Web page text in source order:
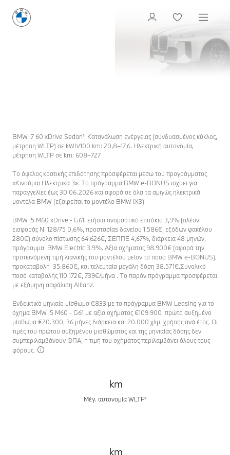
ΌΦΕΛΟΣ ΚΡΑΤΙΚΉΣ ΕΠΙΔΌΤΗΣΗΣ ΜΈΣΩ ΤΟΥ
ΠΡΟΓΡΆΜΜΑΤΟΣ
ΚΙΝΟΥΜΑΙ ΗΛΕΚΤΡΙΚΑ 3 ΚΑΙ ΕΠΙΤΌΚΙΟ
ΧΡΗΜΑΤΟΔΌΤΗΣΗΣ 3,9%
Ή ΜΕ ΜΗΝΙΑΊΟ ΜΊΣΘΩΜΑ ΑΠΌ €857 (ΧΩΡΊΣ Φ
BMW i7 60 xDrive Sedan¹: Κατανάλωση ενέργειας (συνδυασμένος κύκλος,
μέτρηση WLTP) σε kWh/100 km: 20,8–17,6. Ηλεκτρική αυτονομία,
μέτρηση WLTP σε km: 608–727
Το όφελος κρατικής επιδότησης προσφέρεται μέσω του προγράμματος
«Κινούμαι Ηλεκτρικά 3». Το πρόγραμμα BMW e-BONUS ισχύει για
παραγγελίες έως 30.06.2026 και αφορά σε όλα τα αμιγώς ηλεκτρικά
μοντέλα BMW (εξαιρείται το μοντέλο BMW iX3).
BMW i5 M60 xDrive - G61, ετήσιο ονομαστικό επιτόκιο 3,9% (πλέον:
εισφοράς Ν. 128/75 0,6%, προστασίαs δανείου 1.586€, εξόδων φακέλου
280€) σύνολο πίστωσης 64.626€, ΣΕΠΠΕ 4,67%, διάρκεια 48 μηνών,
πρόγραμμα BMW Electric 3.9%. Αξία οχήματος 98.900€ (αφορά την
προτεινόμενη τιμή λιανικής του μοντέλου μείον το ποσό BMW e-BONUS),
προκαταβολή 35.860€, και τελευταία μεγάλη δόση 38.571€.Συνολικό
ποσό καταβολής 110.172€, 739€/μήνα . Το παρόν πρόγραμμα προσφέρεται
με εξάμηνη ασφάλιση Αllianz.
Ενδεικτικό μηνιαίο μίσθωμα €833 με το πρόγραμμα BMW Leasing για το
όχημα BMW i5 M60 - G61 με αξία οχήματος €109.900 πρώτο αυξημένο
μίσθωμα €20.300, 36 μήνες διάρκεια και 20.000 χλμ. χρήσης ανά έτος. Οι
τιμές του πρώτου αυξημένου μισθώματος και της μηνιαίας δόσης δεν
συμπεριλαμβάνουν ΦΠΑ, η τιμή του οχήματος περιλαμβάνει όλους τους
φόρους.
km
Μέγ. αυτονομία WLTP¹
km